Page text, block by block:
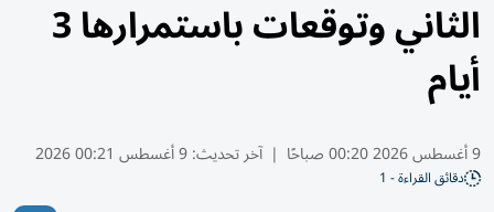
الثاني وتوقعات باستمرارها 3
أيام
9 أغسطس 2026 00:20 صباحًا | آخر تحديث:9 أغسطس 00:21 2026
دقائق القراءة - 1